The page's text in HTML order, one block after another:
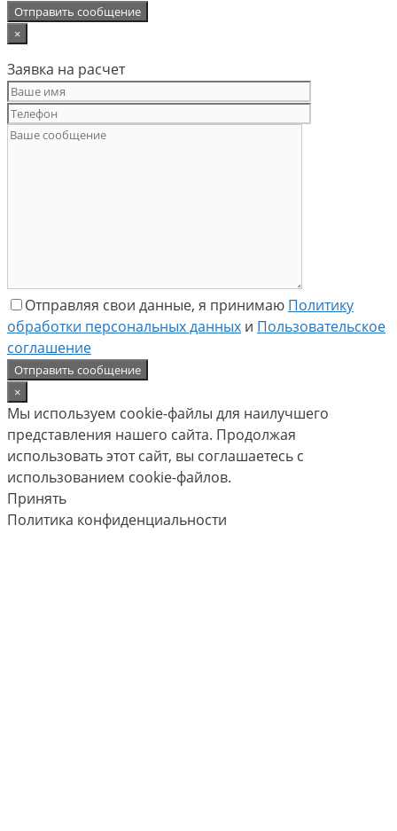
×
Заявка на расчет
Отправляя свои данные, я принимаю Политику
обработки персональных данных и Пользовательское
соглашение
×
Мы используем cookie-файлы для наилучшего
представления нашего сайта. Продолжая
использовать этот сайт, вы соглашаетесь с
использованием cookie-файлов.
Принять
Политика конфиденциальности